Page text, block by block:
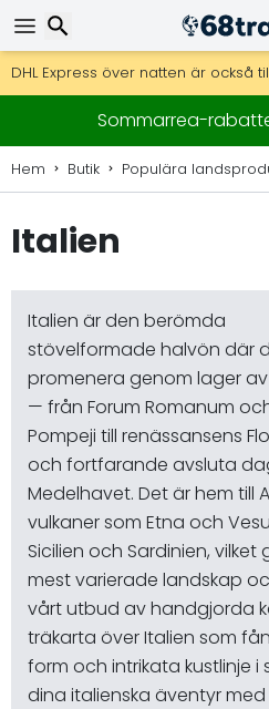
Få fri frakt på beställningar
DHL Express över natten är också
30 dagar för retur, 90 dagar
Sommarrea-
Hem Butik Populära
Italien
Italien är den berömda
stövelformade halvön där
promenera genom lager
— från Forum Romanum
Pompeji till renässansens
och fortfarande avsluta
Medelhavet. Det är hem till
vulkaner som Etna och
Sicilien och Sardinien,
mest varierade landskap
vårt utbud av handgjorda
träkarta över Italien som
form och intrikata kustlinje i
dina italienska äventyr